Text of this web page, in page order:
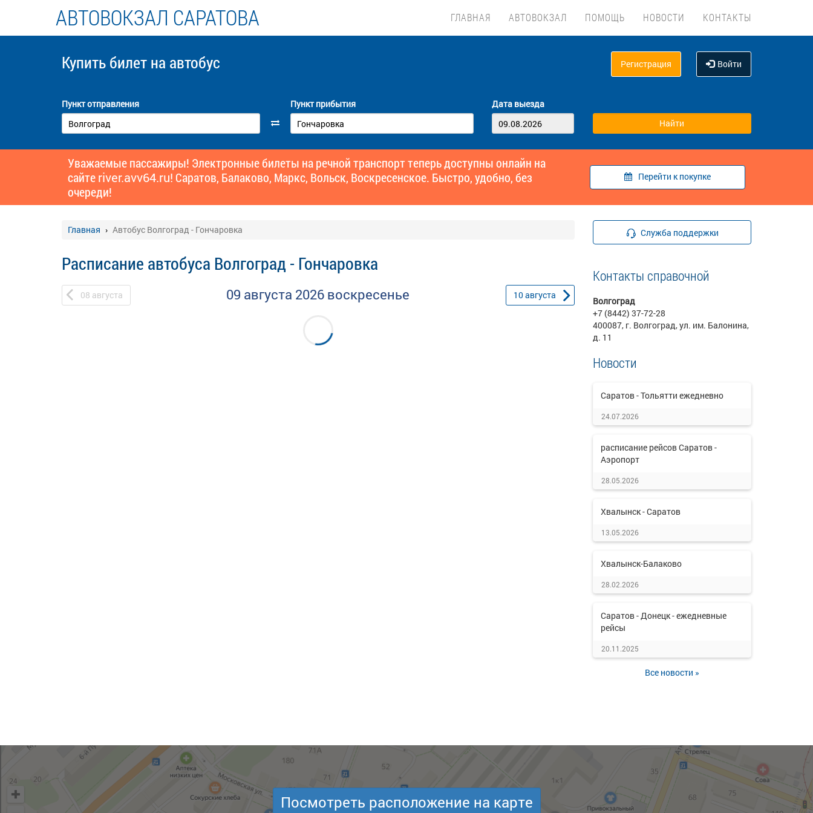
АВТОВОКЗАЛ САРАТОВА ГЛАВНАЯ АВТОВОКЗАЛ ПОМОЩЬ НОВОСТИ КОНТАКТЫ
Купить билет на автобус Регистрация Войти
Пункт отправления Пункт прибытия Дата выезда
Уважаемые пассажиры! Электронные билеты на речной транспорт теперь доступны онлайн на
сайтеriver.avv64.ru! Саратов, Балаково, Маркс, Вольск, Воскресенское. Быстро, удобно, без
очереди!
Перейти к покупке
Главная Автобус Волгоград - Гончаровка
Расписание автобуса Волгоград - Гончаровка
08 августа 09 августа 2026 воскресенье 10августа
Служба поддержки
Контакты справочной
Волгоград
+7 (8442) 37-72-28
400087, г. Волгоград, ул. им. Балонина,
д. 11
Новости
Саратов - Тольятти ежедневно
24.07.2026
расписание рейсов Саратов -
Аэропорт
28.05.2026
Хвалынск - Саратов
13.05.2026
Хвалынск-Балаково
28.02.2026
Саратов - Донецк - ежедневные
рейсы
20.11.2025
Все новости »
Посмотреть расположение на карте